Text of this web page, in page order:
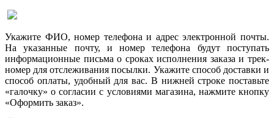
Укажите ФИО, номер телефона и адрес электронной почты.
На указанные почту, и номер телефона будут поступать
информационные письма о сроках исполнения заказа и трек-
номер для отслеживания посылки. Укажите способ доставки и
способ оплаты, удобный для вас. В нижней строке поставьте
«галочку» о согласии с условиями магазина, нажмите кнопку
«Оформить заказ».